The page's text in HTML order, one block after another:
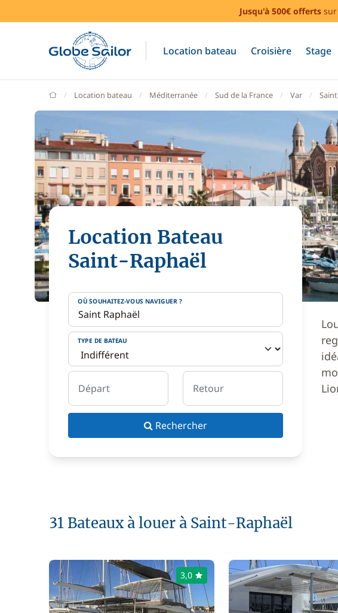
Jusqu'à 500€ offerts
Location bateau Croisière Stage
GlobeSailor
Location bateau Méditerranée Sud de la France Var
Location Bateau
Saint-Raphaël
OÙ SOUHAITEZ-VOUS NAVIGUER ?
TYPE DE BATEAU
Départ Retour
Rechercher
31 Bateaux à louer à Saint-Raphaël
3,0